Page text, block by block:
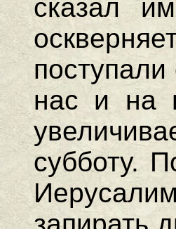
сказал
нас и на
субботу.